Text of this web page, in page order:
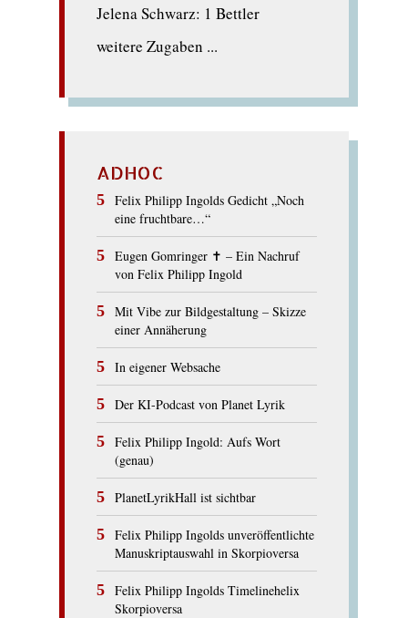
Jelena Schwarz: 1 Bettler
weitere Zugaben ...
ADHOC
Felix Philipp Ingolds Gedicht „Noch
eine fruchtbare…“
Eugen Gomringer ✝︎ – Ein Nachruf
von Felix Philipp Ingold
Mit Vibe zur Bildgestaltung – Skizze
einer Annäherung
In eigener Websache
Der KI-Podcast von Planet Lyrik
Felix Philipp Ingold: Aufs Wort
(genau)
PlanetLyrikHall ist sichtbar
Felix Philipp Ingolds unveröffentlichte
Manuskriptauswahl in Skorpioversa
Felix Philipp Ingolds Timelinehelix
Skorpioversa